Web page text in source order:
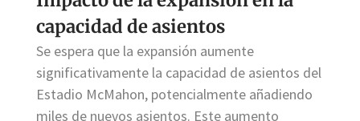
capacidad de asientos
Se espera que la expansión aumente
significativamente la capacidad de asientos del
Estadio McMahon, potencialmente añadiendo
miles de nuevos asientos. Este aumento